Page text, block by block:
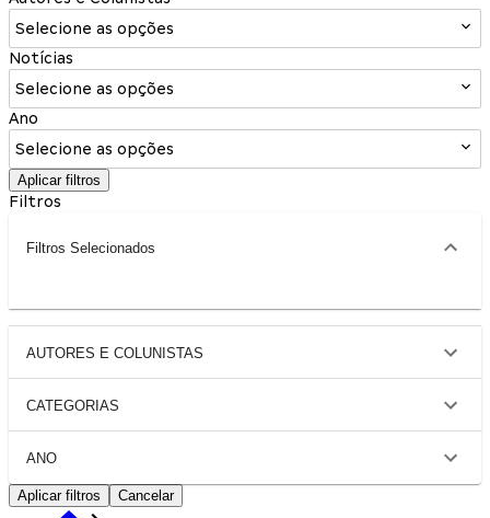
Selecione as opções
Notícias
Selecione as opções
Ano
Selecione as opções
Aplicar filtros
Filtros
Filtros Selecionados
AUTORES E COLUNISTAS
CATEGORIAS
ANO
Aplicar filtros Cancelar